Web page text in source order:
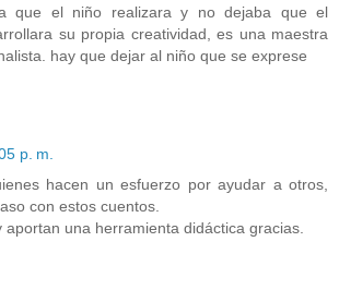
que el niño realizara y no dejaba que el
su propia creatividad, es una maestra
hay que dejar al niño que se exprese
p. m.
hacen un esfuerzo por ayudar a otros,
con estos cuentos.
aportan una herramienta didáctica gracias.